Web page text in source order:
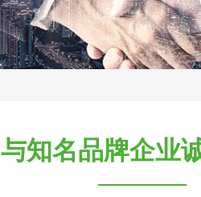
与知名品牌企业